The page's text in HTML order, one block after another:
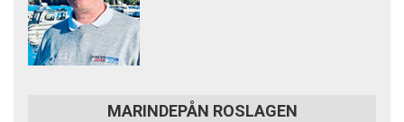
MARINDEPÅN ROSLAGEN